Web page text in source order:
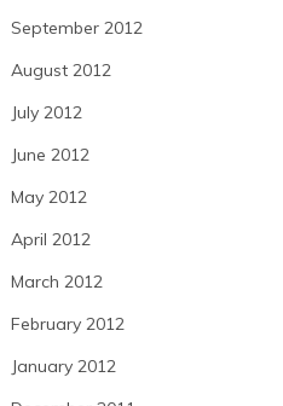
September 2012
August 2012
July 2012
June 2012
May 2012
April 2012
March 2012
February 2012
January 2012